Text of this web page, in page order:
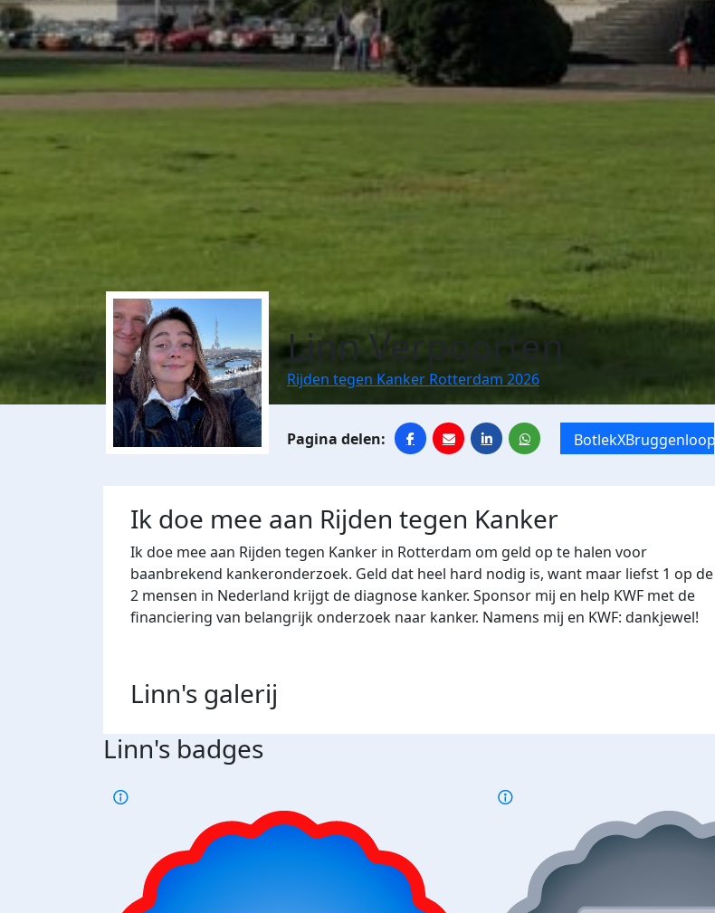
Linn Verpoorten
Rijden tegen Kanker Rotterdam 2026
BotlekXBruggenloop
Ik doe mee aan Rijden tegen Kanker
Ik doe mee aan Rijden tegen Kanker in Rotterdam om geld op te halen voor
baanbrekend kankeronderzoek. Geld dat heel hard nodig is, want maar liefst 1 op de
2 mensen in Nederland krijgt de diagnose kanker. Sponsor mij en help KWF met de
financiering van belangrijk onderzoek naar kanker. Namens mij en KWF: dankjewel!
Linn's galerij
Linn's badges